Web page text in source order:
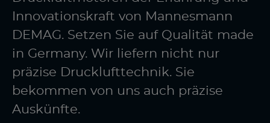
Innovationskraft von Mannesmann
DEMAG. Setzen Sie auf Qualität made
in Germany. Wir liefern nicht nur
präzise Drucklufttechnik. Sie
bekommen von uns auch präzise
Auskünfte.